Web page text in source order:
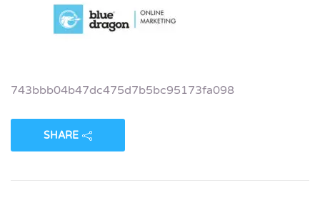
743bbb04b47dc475d7b5bc95173fa098
SHARE